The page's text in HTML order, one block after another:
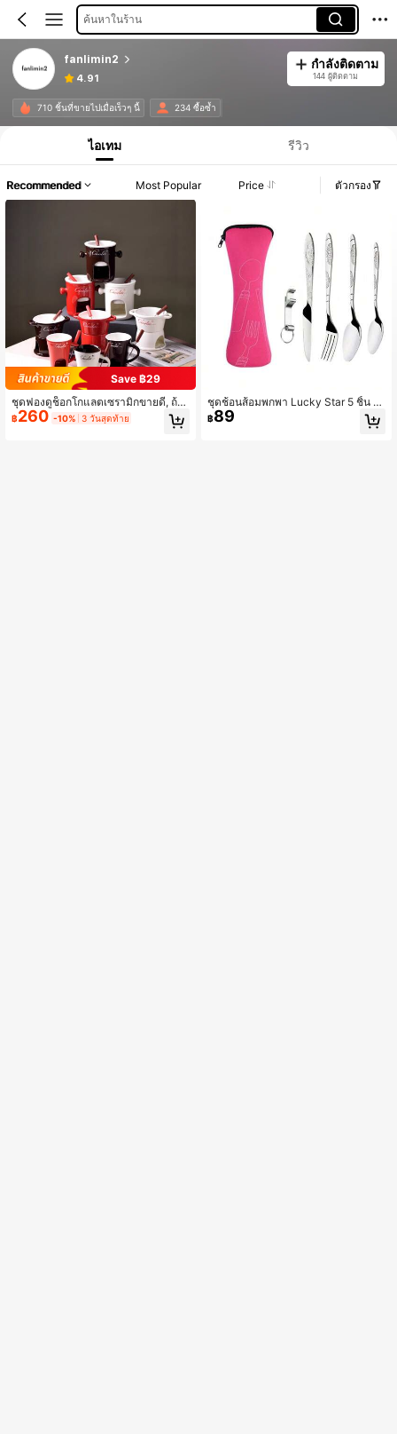
ค้นหาในร้าน
fanlimin2
4.91
กำลังติดตาม
144 ผู้ติดตาม
710 ชิ้นที่ขายไปเมื่อเร็วๆ นี้ 234 ซื้อซ้ำ
ไอเทม รีวิว
Recommended Most Popular Price ตัวกรอง
Save ฿29
ชุดฟองดูช็อกโกแลตเซรามิกขายดี, ถ้ว
ยฟองดูไอศกรีม, ถ้วยกาแฟ, หม้อละลาย
ช็อกโกแลตเซรามิกแบบแยกส่วน, ที่อุ่น
฿260 -10% 3 วันสุดท้าย
ชุดช้อนส้อมพกพา Lucky Star 5 ชิ้น ส
แตนเลส 304 ใหม่ สำหรับเดินทาง แค
มปิ้ง กลางแจ้ง มีมีด ส้อม ช้อน ช้อนเล็ก
฿89